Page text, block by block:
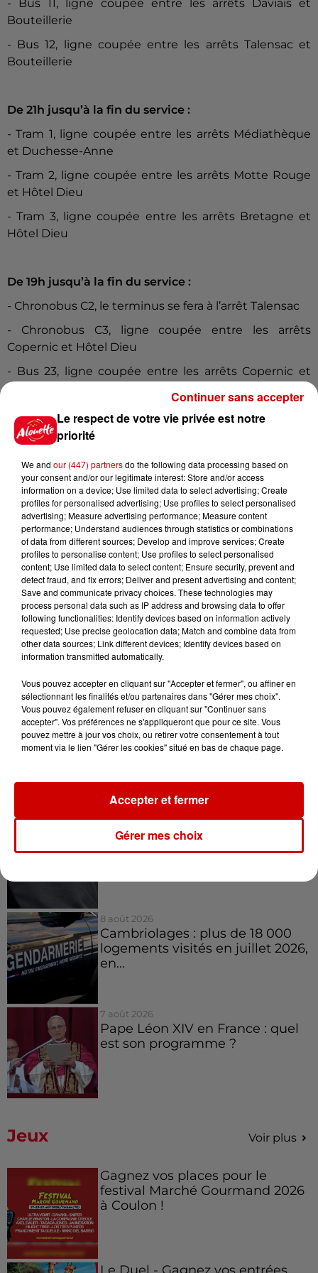
- Bus 11, ligne coupée entre les arrêts Daviais et
Bouteillerie
- Bus 12, ligne coupée entre les arrêts Talensac et
Bouteillerie
De 21h jusqu’à la fin du service :
- Tram 1, ligne coupée entre les arrêts Médiathèque
et Duchesse-Anne
- Tram 2, ligne coupée entre les arrêts Motte Rouge
et Hôtel Dieu
- Tram 3, ligne coupée entre les arrêts Bretagne et
Hôtel Dieu
De 19h jusqu’à la fin du service :
- Chronobus C2, le terminus se fera à l’arrêt Talensac
- Chronobus C3, ligne coupée entre les arrêts
Copernic et Hôtel Dieu
- Bus 23, ligne coupée entre les arrêts Copernic et
- Bus 26, ligne coupée entre les arrêts Delorme et
Gaston Veil
Rendez-vous le samedi 7 mai 2022 !
Cet élément est masqué compte-tenu du refus
du dépôt de cookies que vous avez exprimé. Si
vous souhaitez l'afficher, merci de nous donner
votre accord en cliquant sur le bouton ci-
dessous.
Afficher l'élément
Infos Voir plus
8 août 2026
Aide carburant pour les "grands
Royan : elle tente d’écraser son
ex-conjoint et dit regretter...
8 août 2026
Cambriolages : plus de 18 000
logements visités en juillet 2026,
en...
7 août 2026
Pape Léon XIV en France : quel
est son programme ?
Jeux Voir plus
Gagnez vos places pour le
festival Marché Gourmand 2026
à Coulon !
Le Duel - Gagnez vos entrées
Le respect de votre vie privée est notre
priorité
We and our (447) partnersdo the following data processing based on
your consent and/or our legitimate interest: Store and/or access
information on a device; Use limited data to select advertising; Create
profiles for personalised advertising; Use profiles to select personalised
advertising; Measure advertising performance; Measure content
performance; Understand audiences through statistics or combinations
of data from different sources; Develop and improve services; Create
profiles to personalise content; Use profiles to select personalised
content; Use limited data to select content; Ensure security, prevent and
detect fraud, and fix errors; Deliver and present advertising and content;
Save and communicate privacy choices. These technologies may
process personal data such as IP address and browsing data to offer
following functionalities: Identify devices based on information actively
requested; Use precise geolocation data; Match and combine data from
other data sources; Link different devices; Identify devices based on
information transmitted automatically.
Vous pouvez accepter en cliquant sur "Accepter et fermer", ou affiner en
sélectionnant les finalités et/ou partenaires dans "Gérer mes choix".
Vous pouvez également refuser en cliquant sur "Continuer sans
accepter". Vos préférences ne s'appliqueront que pour ce site. Vous
pouvez mettre à jour vos choix, ou retirer votre consentement à tout
moment via le lien "Gérer les cookies" situé en bas de chaque page.
Gérer mes choix
Accepter et fermer
Continuer sans accepter